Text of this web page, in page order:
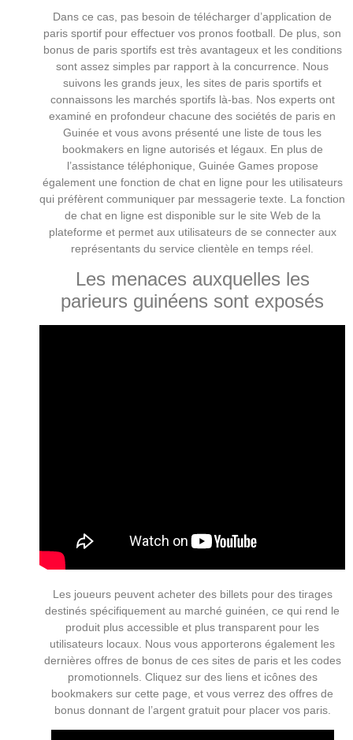
Dans ce cas, pas besoin de télécharger d’application de
paris sportif pour effectuer vos pronos football. De plus, son
bonus de paris sportifs est très avantageux et les conditions
sont assez simples par rapport à la concurrence. Nous
suivons les grands jeux, les sites de paris sportifs et
connaissons les marchés sportifs là-bas. Nos experts ont
examiné en profondeur chacune des sociétés de paris en
Guinée et vous avons présenté une liste de tous les
bookmakers en ligne autorisés et légaux. En plus de
l’assistance téléphonique, Guinée Games propose
également une fonction de chat en ligne pour les utilisateurs
qui préfèrent communiquer par messagerie texte. La fonction
de chat en ligne est disponible sur le site Web de la
plateforme et permet aux utilisateurs de se connecter aux
représentants du service clientèle en temps réel.
Les menaces auxquelles les
parieurs guinéens sont exposés
Les joueurs peuvent acheter des billets pour des tirages
destinés spécifiquement au marché guinéen, ce qui rend le
produit plus accessible et plus transparent pour les
utilisateurs locaux. Nous vous apporterons également les
dernières offres de bonus de ces sites de paris et les codes
promotionnels. Cliquez sur des liens et icônes des
bookmakers sur cette page, et vous verrez des offres de
bonus donnant de l’argent gratuit pour placer vos paris.